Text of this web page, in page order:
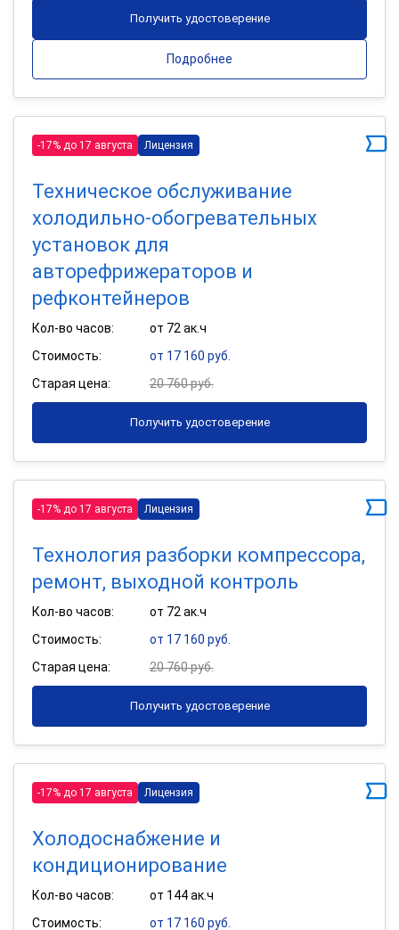
Получить удостоверение
Подробнее
-17% до 17 августа Лицензия
Техническое обслуживание
холодильно-обогревательных
установок для
авторефрижераторов и
рефконтейнеров
Кол-во часов:
от 72 ак.ч
Стоимость:
от 17 160 руб.
Старая цена:
20 760 руб.
Получить удостоверение
-17% до 17 августа Лицензия
Технология разборки компрессора,
ремонт, выходной контроль
Кол-во часов:
от 72 ак.ч
Стоимость:
от 17 160 руб.
Старая цена:
20 760 руб.
Получить удостоверение
-17% до 17 августа Лицензия
Холодоснабжение и
кондиционирование
Кол-во часов:
от 144 ак.ч
Стоимость:
от 17 160 руб.